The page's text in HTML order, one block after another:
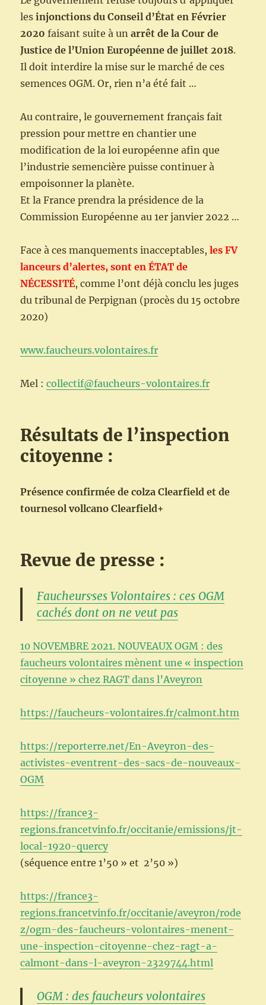
lesinjonctions du Conseil d’État en Février
2020 faisant suite à unarrêt de la Cour de
Justice de l’Union Européenne de juillet 2018.
Il doit interdire la mise sur le marché de ces
semences OGM. Or, rien n’a été fait …
Au contraire, le gouvernement français fait
pression pour mettre en chantier une
modification de la loi européenne afin que
l’industrie semencière puisse continuer à
empoisonner la planète.
Et la France prendra la présidence de la
Commission Européenne au 1er janvier 2022 …
Face à ces manquements inacceptables,les FV
lanceurs d’alertes, sont en ÉTAT de
NÉCESSITÉ, comme l’ont déjà conclu les juges
du tribunal de Perpignan (procès du 15 octobre
2020)
www.faucheurs.volontaires.fr
Mel :collectif@faucheurs-volontaires.fr
Résultats de l’inspection
citoyenne :
Présence confirmée de colza Clearfield et de
tournesol vollcano Clearfield+
Revue de presse :
Faucheurs·ses Volontaires : ces OGM
cachés dont on ne veut pas
10 NOVEMBRE 2021. NOUVEAUX OGM : des
faucheurs volontaires mènent une « inspection
citoyenne » chez RAGT dans l’Aveyron
https://faucheurs-volontaires.fr/calmont.htm
https://reporterre.net/En-Aveyron-des-
activistes-eventrent-des-sacs-de-nouveaux-
OGM
https://france3-
regions.francetvinfo.fr/occitanie/emissions/jt-
local-1920-quercy
(séquence entre 1’50 » et 2’50 »)
https://france3-
regions.francetvinfo.fr/occitanie/aveyron/rode
z/ogm-des-faucheurs-volontaires-menent-
une-inspection-citoyenne-chez-ragt-a-
calmont-dans-l-aveyron-2329744.html
OGM : des faucheurs volontaires